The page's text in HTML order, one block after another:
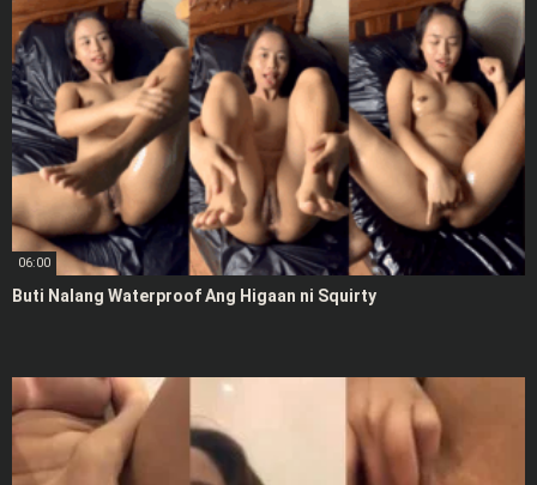
06:00
Buti Nalang Waterproof Ang Higaan ni Squirty